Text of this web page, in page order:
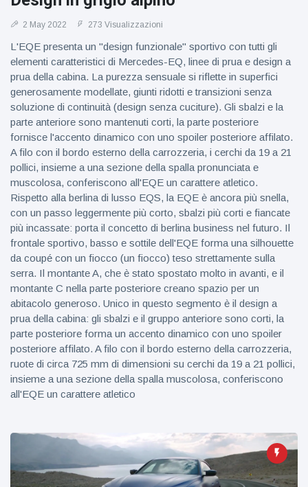
figlio dei
2 May 2022 273 Visualizzazioni
L'EQE presenta un "design funzionale" sportivo con tutti gli
elementi caratteristici di Mercedes-EQ, linee di prua e design a
prua della cabina. La purezza sensuale si riflette in superfici
generosamente modellate, giunti ridotti e transizioni senza
soluzione di continuità (design senza cuciture). Gli sbalzi e la
parte anteriore sono mantenuti corti, la parte posteriore
fornisce l'accento dinamico con uno spoiler posteriore affilato.
A filo con il bordo esterno della carrozzeria, i cerchi da 19 a 21
pollici, insieme a una sezione della spalla pronunciata e
muscolosa, conferiscono all'EQE un carattere atletico.
Rispetto alla berlina di lusso EQS, la EQE è ancora più snella,
con un passo leggermente più corto, sbalzi più corti e fiancate
più incassate: porta il concetto di berlina business nel futuro. Il
frontale sportivo, basso e sottile dell'EQE forma una silhouette
da coupé con un fiocco (un fiocco) teso strettamente sulla
serra. Il montante A, che è stato spostato molto in avanti, e il
montante C nella parte posteriore creano spazio per un
abitacolo generoso. Unico in questo segmento è il design a
prua della cabina: gli sbalzi e il gruppo anteriore sono corti, la
parte posteriore forma un accento dinamico con uno spoiler
posteriore affilato. A filo con il bordo esterno della carrozzeria,
ruote di circa 725 mm di dimensioni su cerchi da 19 a 21 pollici,
insieme a una sezione della spalla muscolosa, conferiscono
all'EQE un carattere atletico